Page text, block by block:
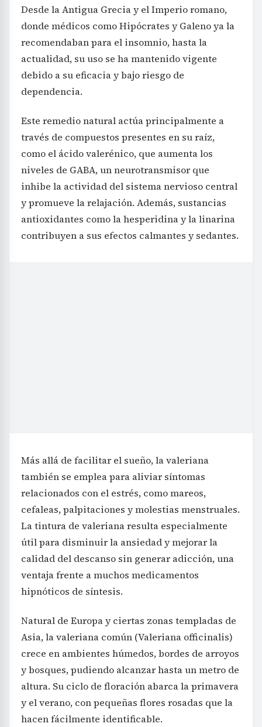
Desde la Antigua Grecia y el Imperio romano,
donde médicos como Hipócrates y Galeno ya la
recomendaban para el insomnio, hasta la
actualidad, su uso se ha mantenido vigente
debido a su eficacia y bajo riesgo de
dependencia.
Este remedio natural actúa principalmente a
través de compuestos presentes en su raíz,
como el ácido valerénico, que aumenta los
niveles de GABA, un neurotransmisor que
inhibe la actividad del sistema nervioso central
y promueve la relajación. Además, sustancias
antioxidantes como la hesperidina y la linarina
contribuyen a sus efectos calmantes y sedantes.
Más allá de facilitar el sueño, la valeriana
también se emplea para aliviar síntomas
relacionados con el estrés, como mareos,
cefaleas, palpitaciones y molestias menstruales.
La tintura de valeriana resulta especialmente
útil para disminuir la ansiedad y mejorar la
calidad del descanso sin generar adicción, una
ventaja frente a muchos medicamentos
hipnóticos de síntesis.
Natural de Europa y ciertas zonas templadas de
Asia, la valeriana común (Valeriana officinalis)
crece en ambientes húmedos, bordes de arroyos
y bosques, pudiendo alcanzar hasta un metro de
altura. Su ciclo de floración abarca la primavera
y el verano, con pequeñas flores rosadas que la
hacen fácilmente identificable.